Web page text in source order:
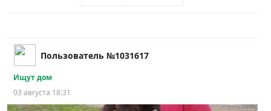
Пользователь №1031617
Ищут дом
03 августа 18:31